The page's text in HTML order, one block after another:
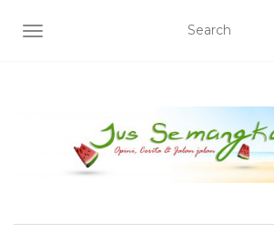
TOGGLE NAVIGATION